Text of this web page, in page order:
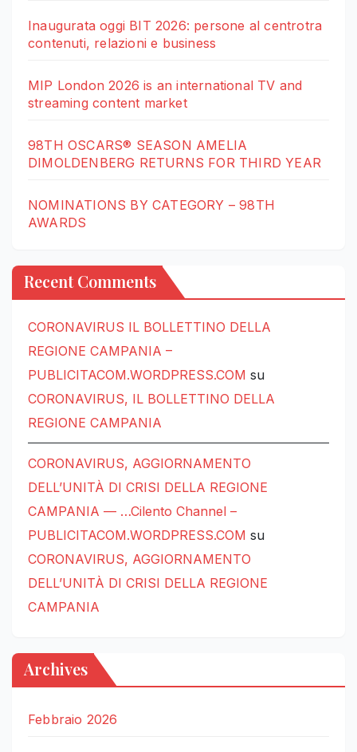
Inaugurata oggi BIT 2026: persone al centrotra
contenuti, relazioni e business
MIP London 2026 is an international TV and
streaming content market
98TH OSCARS® SEASON AMELIA
DIMOLDENBERG RETURNS FOR THIRD YEAR
NOMINATIONS BY CATEGORY – 98TH
AWARDS
Recent Comments
CORONAVIRUS IL BOLLETTINO DELLA
REGIONE CAMPANIA –
PUBLICITACOM.WORDPRESS.COM su
CORONAVIRUS, IL BOLLETTINO DELLA
REGIONE CAMPANIA
CORONAVIRUS, AGGIORNAMENTO
DELL’UNITÀ DI CRISI DELLA REGIONE
CAMPANIA — …Cilento Channel –
PUBLICITACOM.WORDPRESS.COM su
CORONAVIRUS, AGGIORNAMENTO
DELL’UNITÀ DI CRISI DELLA REGIONE
CAMPANIA
Archives
Febbraio 2026